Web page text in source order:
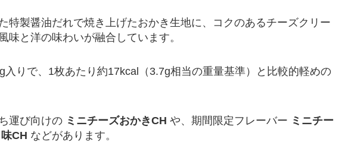
特製醤油だれで焼き上げたおかき生地に、コクのあるチーズクリー
味と洋の味わいが融合しています。
入りで、1枚あたり約17kcal（3.7g相当の重量基準）と比較的軽めの
運び向けの ミニチーズおかきCH や、期間限定フレーバー ミニチー
CH などがあります。